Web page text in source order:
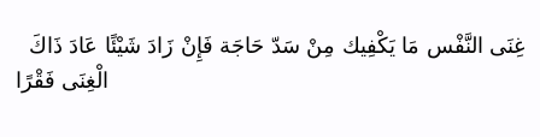
الْغِنَى فَقْرًا